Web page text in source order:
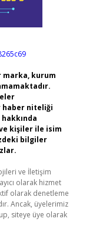
kurum
haber niteliği
kişiler ile isim
bilgiler
ve İletişim
olarak hizmet
olarak denetleme
Ancak, üyelerimiz
siteye üye olarak